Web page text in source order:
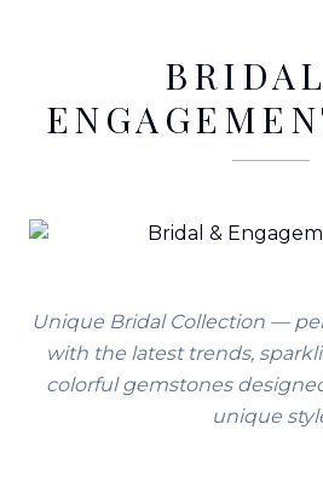
Unique Bridal Collection —
with the latest trends,
colorful gemstones
unique